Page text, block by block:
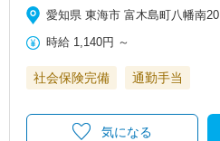
愛知県 東海市 富木島町八幡南20
時給 1,140円 ～
社会保険完備 通勤手当
気になる